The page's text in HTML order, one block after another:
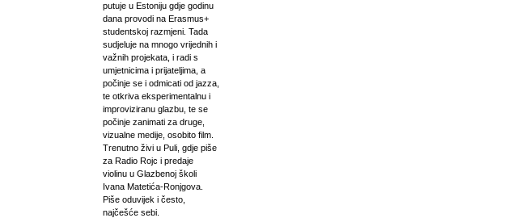
putuje u Estoniju gdje godinu
dana provodi na Erasmus+
studentskoj razmjeni. Tada
sudjeluje na mnogo vrijednih i
važnih projekata, i radi s
umjetnicima i prijateljima, a
počinje se i odmicati od jazza,
te otkriva eksperimentalnu i
improviziranu glazbu, te se
počinje zanimati za druge,
vizualne medije, osobito film.
Trenutno živi u Puli, gdje piše
za Radio Rojc i predaje
violinu u Glazbenoj školi
Ivana Matetića-Ronjgova.
Piše oduvijek i često,
najčešće sebi.